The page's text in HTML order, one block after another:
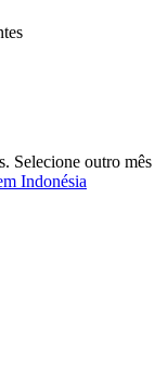
Selecione outro mês
Indonésia